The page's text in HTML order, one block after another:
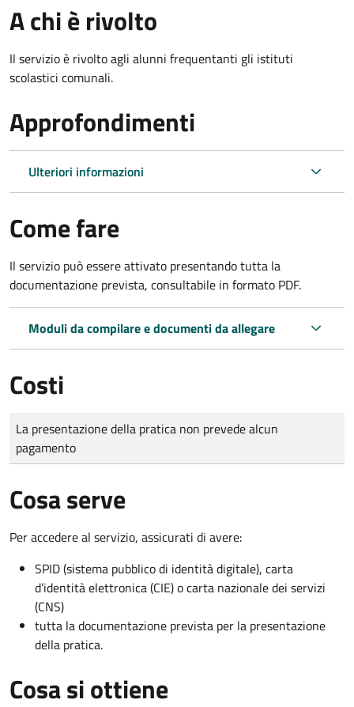
A chi è rivolto
Il servizio è rivolto agli alunni frequentanti gli istituti
scolastici comunali.
Approfondimenti
Ulteriori informazioni
Come fare
Il servizio può essere attivato presentando tutta la
documentazione prevista, consultabile in formato PDF.
Moduli da compilare e documenti da allegare
Costi
Tipo di pagamento
Importo
La presentazione della pratica non prevede alcun
pagamento
Cosa serve
Per accedere al servizio, assicurati di avere:
SPID (sistema pubblico di identità digitale), carta
d’identità elettronica (CIE) o carta nazionale dei servizi
(CNS)
tutta la documentazione prevista per la presentazione
della pratica.
Cosa si ottiene